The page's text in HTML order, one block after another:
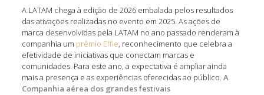
A LATAM chega à edição de 2026 embalada pelos resultados
das ativações realizadas no evento em 2025. As ações de
marca desenvolvidas pela LATAM no ano passado renderam à
companhia um prêmio Effie, reconhecimento que celebra a
efetividade de iniciativas que conectam marcas e
comunidades. Para este ano, a expectativa é ampliar ainda
mais a presença e as experiências oferecidas ao público. A
Companhia aérea dos grandes festivais